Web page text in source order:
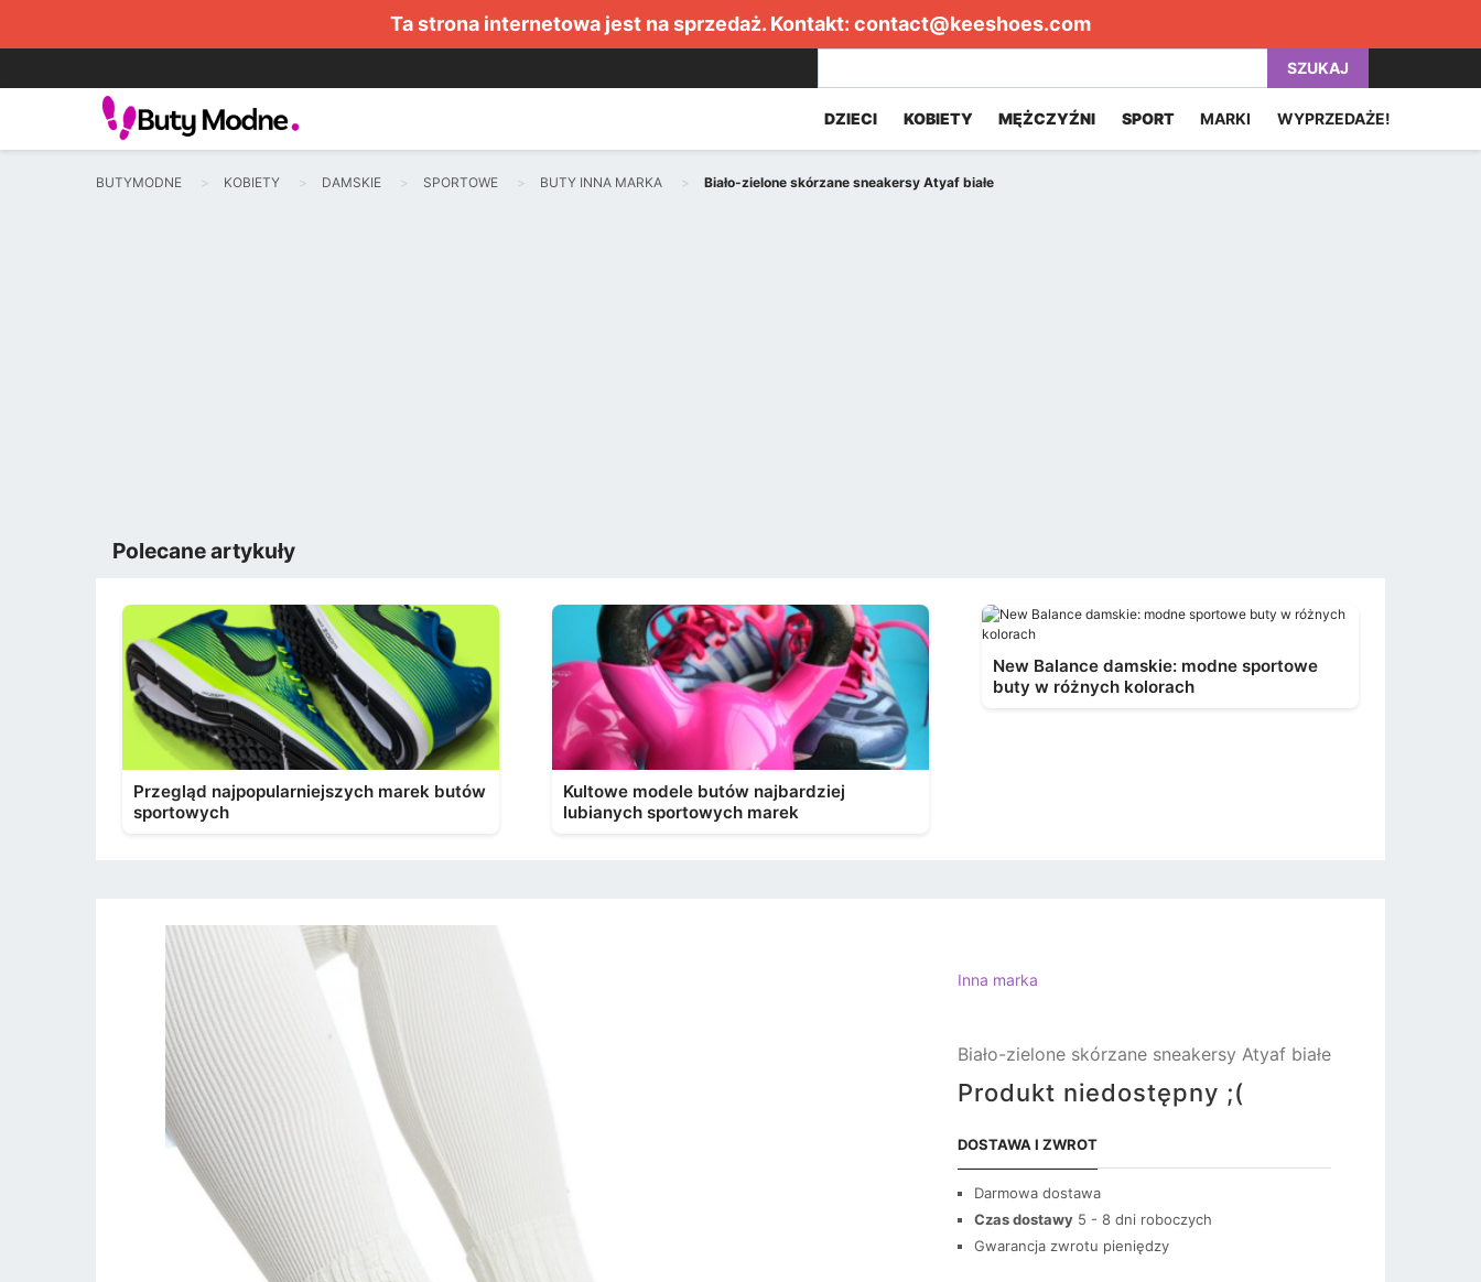
Ta strona internetowa jest na sprzedaż. Kontakt: contact@keeshoes.com
SZUKAJ
DZIECI KOBIETY MĘŻCZYŹNI SPORT MARKI WYPRZEDAŻE!
BUTYMODNE KOBIETY DAMSKIE SPORTOWE BUTY INNA MARKA Biało-zielone skórzane sneakersy Atyaf białe
Polecane artykuły
Przegląd najpopularniejszych marek butów
sportowych
Kultowe modele butów najbardziej
lubianych sportowych marek
New Balance damskie: modne sportowe
buty w różnych kolorach
Inna marka
Biało-zielone skórzane sneakersy Atyaf białe
Produkt niedostępny ;(
DOSTAWA I ZWROT
Darmowa dostawa
Czas dostawy 5 - 8 dni roboczych
Gwarancja zwrotu pieniędzy